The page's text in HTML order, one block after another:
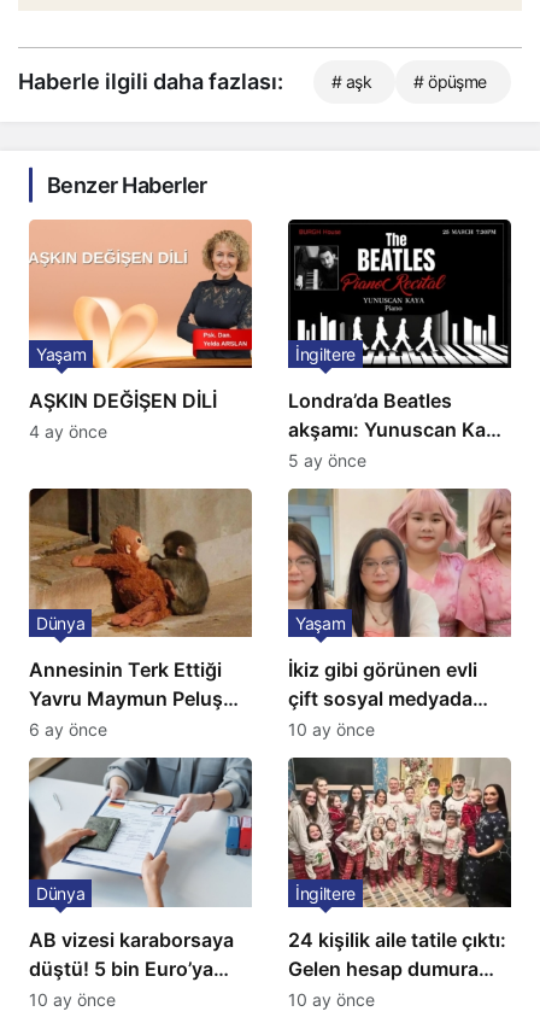
Haberle ilgili daha fazlası: # aşk # öpüşme
Benzer Haberler
AŞKIN DEĞİŞEN DİLİ
Yaşam
4 ay önce
Londra’da Beatles
akşamı: Yunuscan Kaya
klasik yorumuyla
sahnede
İngiltere
5 ay önce
Annesinin Terk Ettiği
Yavru Maymun Peluş
Oyuncağını Anne Bildi
Dünya
6 ay önce
İkiz gibi görünen evli
çift sosyal medyada
gündem oldu
Yaşam
10 ay önce
AB vizesi karaborsaya
düştü! 5 bin Euro’ya
varan fiyatlarla
Dünya
10 ay önce
24 kişilik aile tatile çıktı:
Gelen hesap dumura
uğrattı
İngiltere
10 ay önce